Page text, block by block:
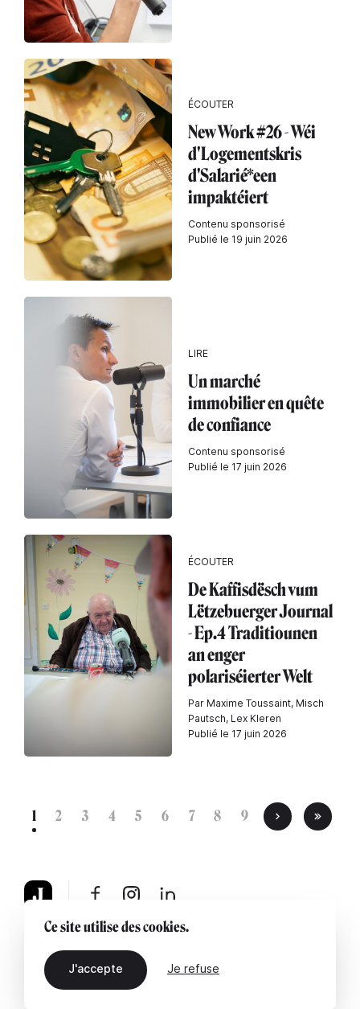
ÉCOUTER
New Work #26 - Wéi
d'Logementskris
d'Salarié*een
impaktéiert
Contenu sponsorisé
Publié le 19 juin 2026
LIRE
Un marché
immobilier en quête
de confiance
Contenu sponsorisé
Publié le 17 juin 2026
ÉCOUTER
De Kaffisdësch vum
Lëtzebuerger Journal
- Ep.4 Traditiounen
an enger
polariséierter Welt
Par Maxime Toussaint, Misch
Pautsch, Lex Kleren
Publié le 17 juin 2026
1 2 3 4 5 6 7 8 9
À propos Mentions légales Contactez-nous
Ce site utilise des cookies.
J'accepte Je refuse